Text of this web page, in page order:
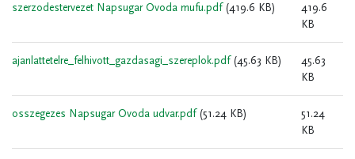
szerzodestervezet Napsugar Ovoda mufu.pdf (419.6 KB)
419.6
KB
ajanlattetelre_felhivott_gazdasagi_szereplok.pdf (45.63 KB)
45.63
KB
osszegezes Napsugar Ovoda udvar.pdf (51.24 KB)
51.24
KB